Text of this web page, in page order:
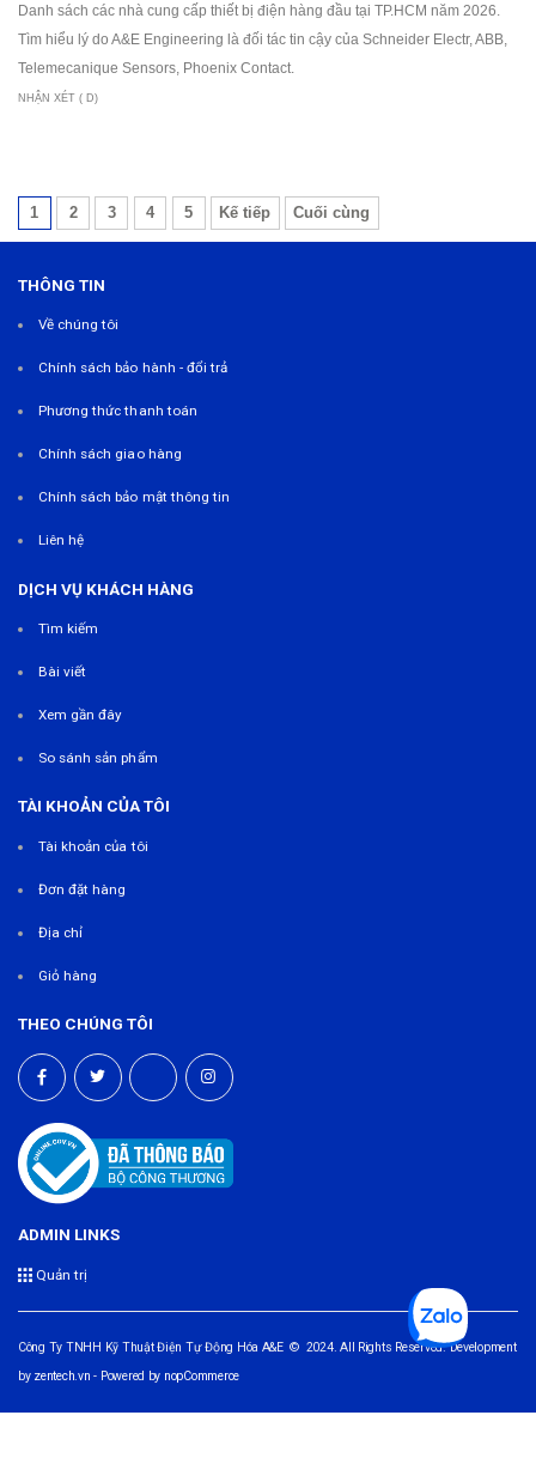
Danh sách các nhà cung cấp thiết bị điện hàng đầu tại TP.HCM năm 2026.
Tìm hiểu lý do A&E Engineering là đối tác tin cậy của Schneider Electr, ABB,
Telemecanique Sensors, Phoenix Contact.
NHẬN XÉT ( D)
1 2 3 4 5 Kế tiếp Cuối cùng
THÔNG TIN
Về chúng tôi
Chính sách bảo hành - đổi trả
Phương thức thanh toán
Chính sách giao hàng
Chính sách bảo mật thông tin
Liên hệ
DỊCH VỤ KHÁCH HÀNG
Tìm kiếm
Bài viết
Xem gần đây
So sánh sản phẩm
TÀI KHOẢN CỦA TÔI
Tài khoản của tôi
Đơn đặt hàng
Địa chỉ
Giỏ hàng
THEO CHÚNG TÔI
ADMIN LINKS
Quản trị
Công Ty TNHH Kỹ Thuật Điện Tự Động Hóa A&E © 2024. All Rights Reserved. Development
by zentech.vn - Powered by nopCommerce